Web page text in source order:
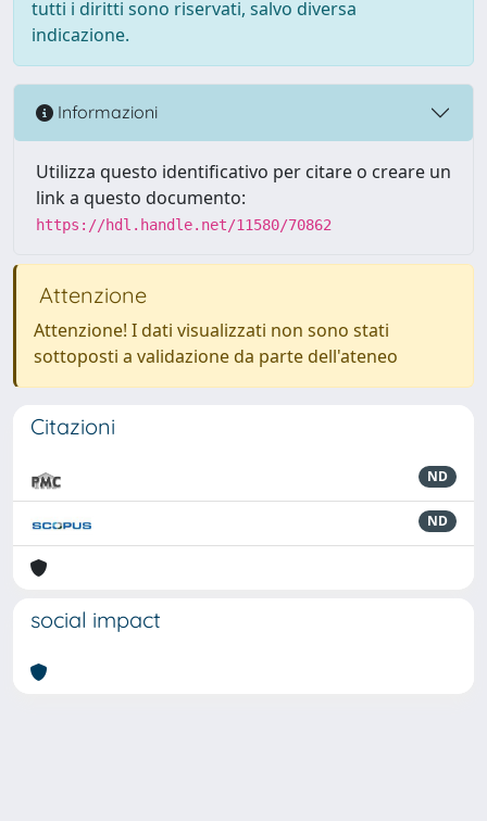
tutti i diritti sono riservati, salvo diversa
indicazione.
Informazioni
Utilizza questo identificativo per citare o creare un
link a questo documento:
https://hdl.handle.net/11580/70862
Attenzione
Attenzione! I dati visualizzati non sono stati
sottoposti a validazione da parte dell'ateneo
Citazioni
ND
ND
social impact